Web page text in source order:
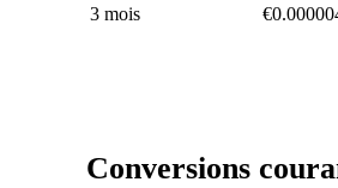
3 mois
Conversions